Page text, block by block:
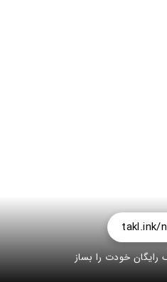
takl.ink/
خودت را بساز